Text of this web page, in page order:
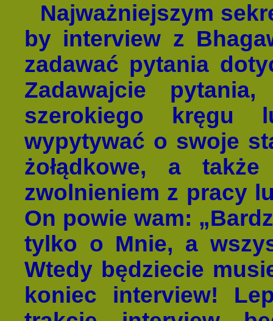
Najważniejszym
by interview z
zadawać pytania
Zadawajcie
szerokiego kręgu
wypytywać o swoje
żołądkowe, a
zwolnieniem z pracy
On powie wam:
tylko o Mnie, a
Wtedy będziecie
koniec interview!